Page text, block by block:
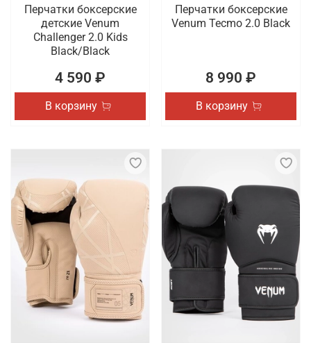
Перчатки боксерские
детские Venum
Challenger 2.0 Kids
Black/Black
4 590 ₽
В корзину
Перчатки боксерские
Venum Tecmo 2.0 Black
8 990 ₽
В корзину